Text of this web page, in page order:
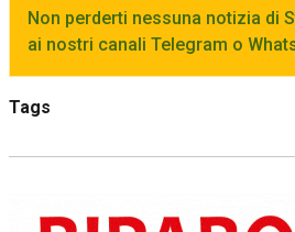
Non perderti nessuna notizia di
ai nostri canali Telegram o
Tags